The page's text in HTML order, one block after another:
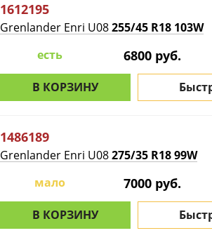
1612195
Grenlander Enri U08255/45 R18 103W
есть
6800 руб.
В КОРЗИНУ
1486189
Grenlander Enri U08275/35 R18 99W
мало
7000 руб.
В КОРЗИНУ